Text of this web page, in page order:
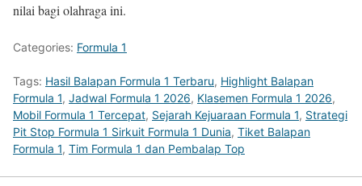
nilai bagi olahraga ini.
Categories: Formula 1
Tags: Hasil Balapan Formula 1 Terbaru, Highlight Balapan
Formula 1, Jadwal Formula 1 2026, Klasemen Formula 1 2026,
Mobil Formula 1 Tercepat, Sejarah Kejuaraan Formula 1, Strategi
Pit Stop Formula 1 Sirkuit Formula 1 Dunia, Tiket Balapan
Formula 1, Tim Formula 1 dan Pembalap Top